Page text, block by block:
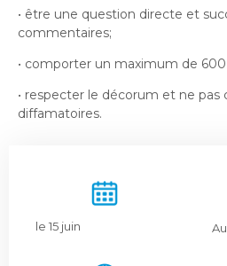
nouvelle
fenêtre
contractuelle
dans
Bureau protecteur citoyen
Bureau protecteur citoyen
Centre-ville de Longueuil
Cour municipale et
Cour municipale et contravention
Office de participation publique
Office de participation publique
Politiques municipales
• être une question directe et
commentaires;
• comporter un maximum de 600
• respecter le décorum et ne pas
diffamatoires.
le 15 juin